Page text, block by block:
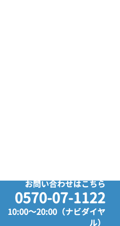
お問い合わせはこちら
0570-07-1122
10:00～20:00（ナビダイヤ
ル）